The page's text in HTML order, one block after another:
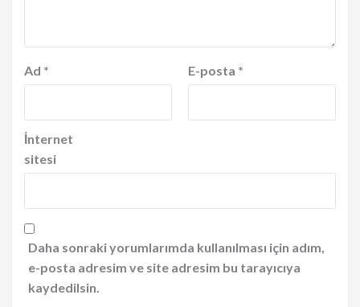
Ad * E-posta *
İnternet
sitesi
Daha sonraki yorumlarımda kullanılması için adım,
e-posta adresim ve site adresim bu tarayıcıya
kaydedilsin.